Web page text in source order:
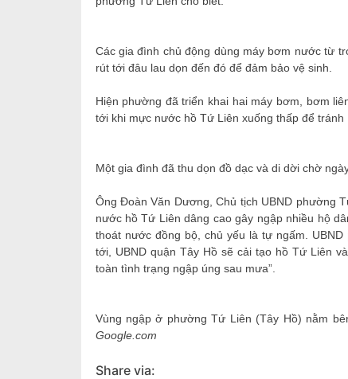
Các gia đình chủ động dùng máy bơm nước từ
rút tới đâu lau dọn đến đó để đảm bảo vệ sinh.
Hiện phường đã triển khai hai máy bơm, bơm
tới khi mực nước hồ Tứ Liên xuống thấp để tránh
Một gia đình đã thu dọn đồ dạc và di dời chờ
Ông Đoàn Văn Dương, Chủ tịch UBND phường
nước hồ Tứ Liên dâng cao gây ngập nhiều hộ
thoát nước đồng bộ, chủ yếu là tự ngấm.
tới, UBND quận Tây Hồ sẽ cải tạo hồ Tứ Liên
toàn tình trạng ngập úng sau mưa”.
Vùng ngập ở phường Tứ Liên (Tây Hồ) nằm
Google.com
Share via: